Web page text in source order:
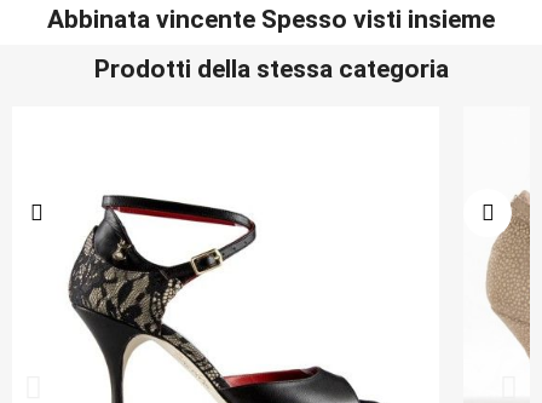
Abbinata vincente Spesso visti insieme
Prodotti della stessa categoria